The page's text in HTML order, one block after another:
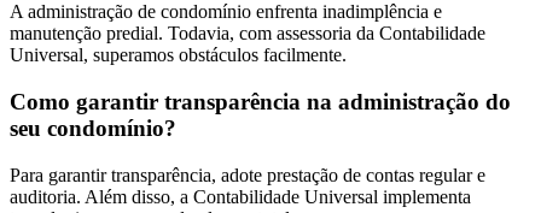
A administração de condomínio enfrenta inadimplência e
manutenção predial. Todavia, com assessoria da Contabilidade
Universal, superamos obstáculos facilmente.
Como garantir transparência na administração do
seu condomínio?
Para garantir transparência, adote prestação de contas regular e
auditoria. Além disso, a Contabilidade Universal implementa